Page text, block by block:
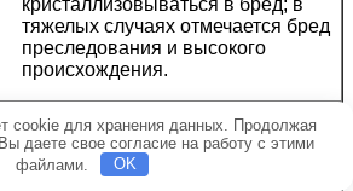
кристаллизовываться в бред; в
тяжелых случаях отмечается бред
преследования и высокого
происхождения.
снижение самооценки и чувства
уверенности в себе;
идеи самообвинения и
cookie для хранения данных. Продолжая
даете свое согласие на работу с этими
файлами.
OK